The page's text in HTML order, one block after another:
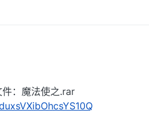
件：魔法使之.rar